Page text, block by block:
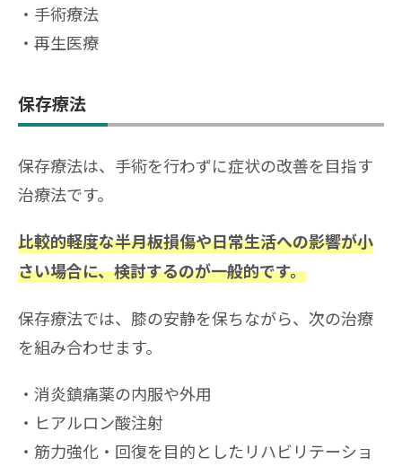
手術療法
再生医療
保存療法
保存療法は、手術を行わずに症状の改善を目指す
治療法です。
比較的軽度な半月板損傷や日常生活への影響が小
さい場合に、検討するのが一般的です。
保存療法では、膝の安静を保ちながら、次の治療
を組み合わせます。
消炎鎮痛薬の内服や外用
ヒアルロン酸注射
筋力強化・回復を目的としたリハビリテーショ